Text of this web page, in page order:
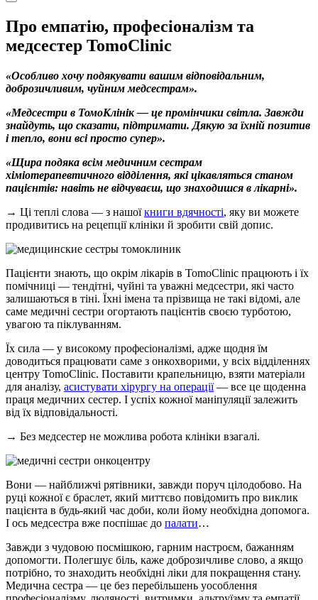
Про емпатію, професіоналізм та
медсестер TomoClinic
«Особливо хочу подякувати вашим відповідальним,
доброзичливим, чуйним медсестрам».
«Медсестри в ТомоКлінік — це промінчики світла. Завжди
знайдуть, що сказати, підтримати. Дякую за їхній позитив
і тепло, вони всі просто супер».
«Щира подяка всім медичним сестрам
хіміотерапевтичного відділення, які цікавляться станом
пацієнтів: навіть не відчуваєш, що знаходишся в лікарні».
→ Ці теплі слова — з нашоїкниги вдячності, яку ви можете
продивитись на рецепції клініки й зробити свій допис.
Пацієнти знають, що окрім лікарів в TomoClinic працюють і їх
помічниці — тендітні, чуйні та уважні медсестри, які часто
залишаються в тіні. Їхні імена та прізвища не такі відомі, але
саме медичні сестри огортають пацієнтів своєю турботою,
увагою та піклуванням.
Їх сила — у високому професіоналізмі, адже щодня їм
доводиться працювати саме з онкохворими, у всіх відділеннях
центру TomoClinic. Поставити крапельницю, взяти матеріали
для аналізу, асистувати хірургу на операції— все це щоденна
праця медичних сестер. І успіх кожної маніпуляції залежить
від їх відповідальності.
→ Без медсестер не можлива робота клініки взагалі.
Вони — найближчі рятівники, завжди поруч цілодобово. На
руці кожної є браслет, який миттєво повідомить про виклик
пацієнта в будь-який час доби, коли йому необхідна допомога.
І ось медсестра вже поспішає до палати…
Завжди з чудовою посмішкою, гарним настроєм, бажанням
допомогти. Полегшує біль, каже доброзичливе слово, а якщо
потрібно, то знаходить необхідні ліки для покращення стану.
Медична сестра — це без перебільшень уособлення